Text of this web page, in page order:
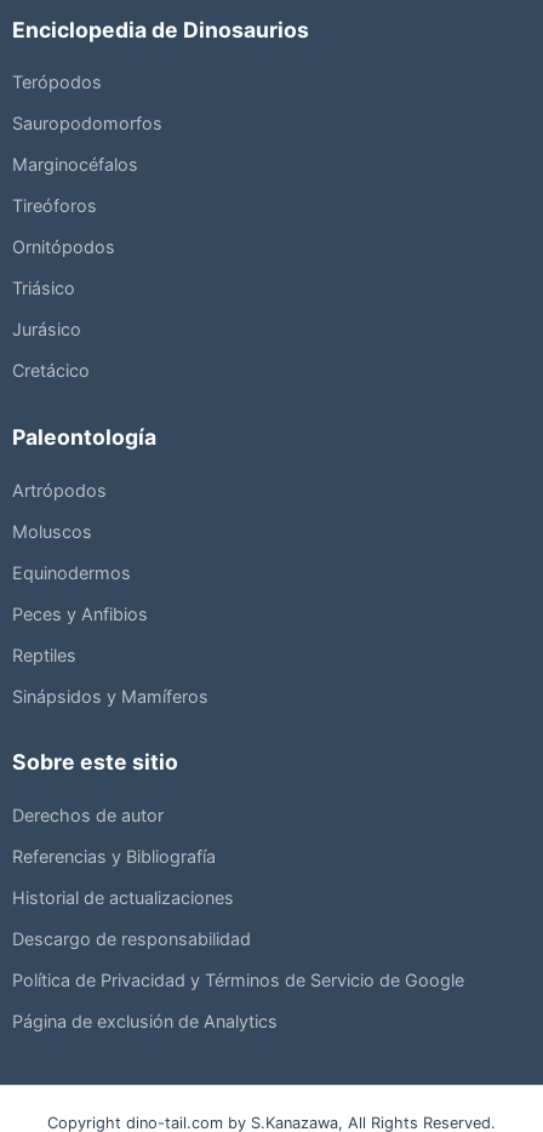
Enciclopedia de Dinosaurios
Terópodos
Sauropodomorfos
Marginocéfalos
Tireóforos
Ornitópodos
Triásico
Jurásico
Cretácico
Paleontología
Artrópodos
Moluscos
Equinodermos
Peces y Anfibios
Reptiles
Sinápsidos y Mamíferos
Sobre este sitio
Derechos de autor
Referencias y Bibliografía
Historial de actualizaciones
Descargo de responsabilidad
Política de Privacidad y Términos de Servicio de Google
Página de exclusión de Analytics
Copyright dino-tail.com by S.Kanazawa, All Rights Reserved.